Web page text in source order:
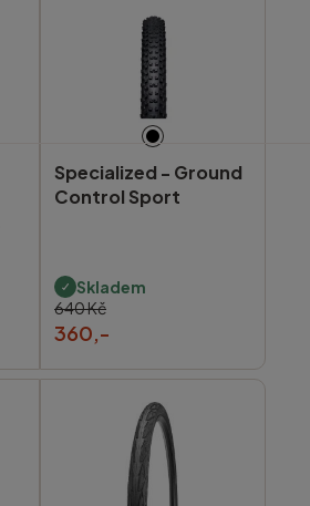
Specialized - Ground
Control Sport
Skladem
640 Kč
360,-